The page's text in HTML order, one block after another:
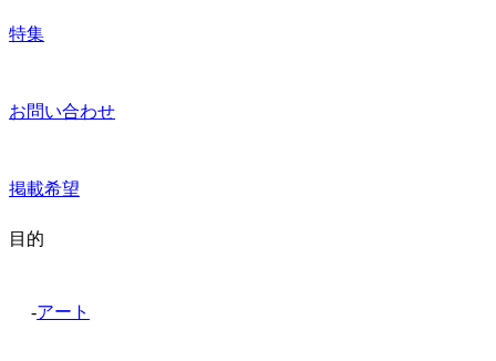
特集
お問い合わせ
掲載希望
目的
-アート